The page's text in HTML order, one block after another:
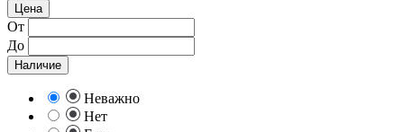
Цена
От
До
Наличие
Неважно
Нет